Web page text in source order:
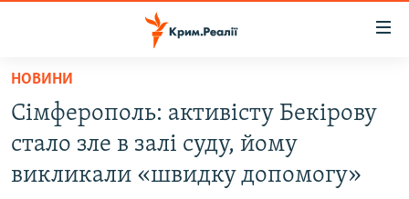
Перейти
основного
матеріалу
до
НОВИНИ
ВОДА.КРИМ
НОВИНИ
Сімферополь: активісту Бекірову
стало зле в залі суду, йому
викликали «швидку допомогу»